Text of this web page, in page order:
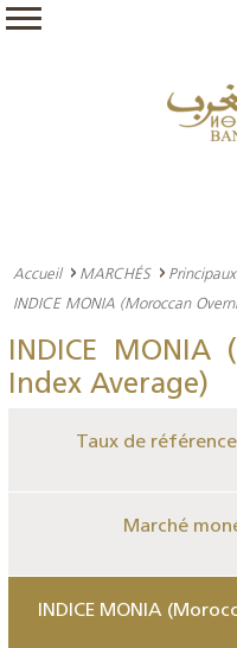
Accueil MARCHÉS
INDICE MONIA (Moroccan
INDICE MONIA
Index Average)
Taux de
Marché
INDICE MONIA